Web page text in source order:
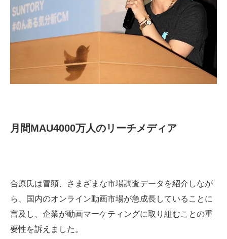
月間MAU4000万人のリーチメディア
合原氏は冒頭、さまざまな市場調査データを紹介しなが
ら、国内のオンライン動画市場が急成長していることに
言及し、企業が動画マーケティングに取り組むことの重
要性を訴えました。